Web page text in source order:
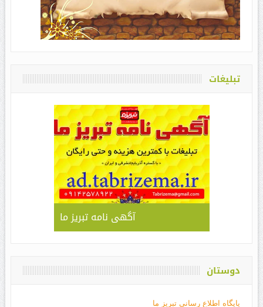
تبلیغات
آگهی نامه تبریز ما
دوستان
پایگاه اطلاع رسانی تبریز ما